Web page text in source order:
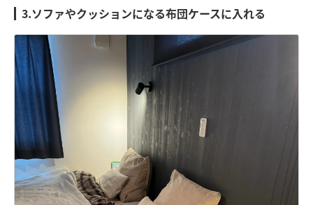
3.ソファやクッションになる布団ケースに入れる